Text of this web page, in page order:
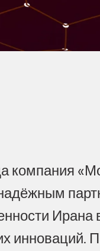
компания
Ирана
инноваций.